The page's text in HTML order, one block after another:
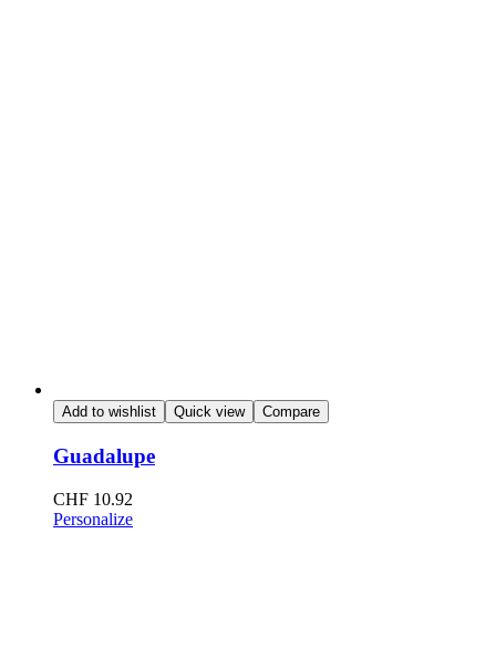
Add to wishlist Quick view Compare
Guadalupe
CHF 10.92
Personalize